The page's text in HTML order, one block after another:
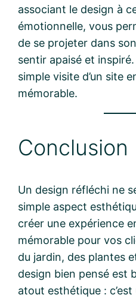
associant le design à
émotionnelle, vous
de se projeter dans
sentir apaisé et
simple visite d’un site
mémorable.
Conclusion
Un design réfléchi ne
simple aspect
créer une expérience
mémorable pour vos
du jardin, des plantes
design bien pensé est
atout esthétique : c’est